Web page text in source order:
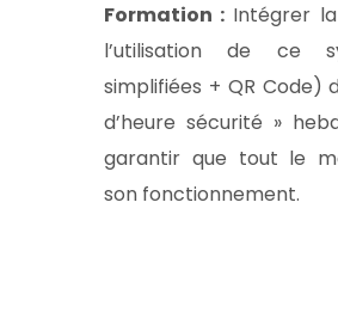
Formation : Intégrer
l’utilisation de ce
simplifiées + QR Code)
d’heure sécurité »
garantir que tout le
son fonctionnement.